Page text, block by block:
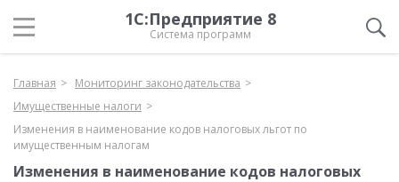
1С:Предприятие 8
Система программ
Главная
Мониторинг законодательства
Имущественные налоги
Изменения в наименование кодов налоговых льгот по
имущественным налогам
Изменения в наименование кодов налоговых